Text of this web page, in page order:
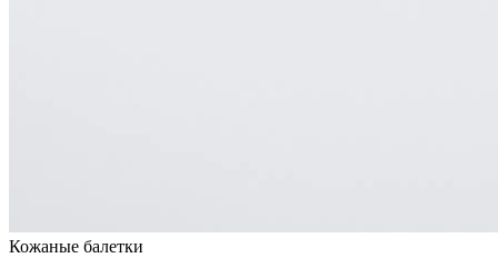
Кожаные балетки